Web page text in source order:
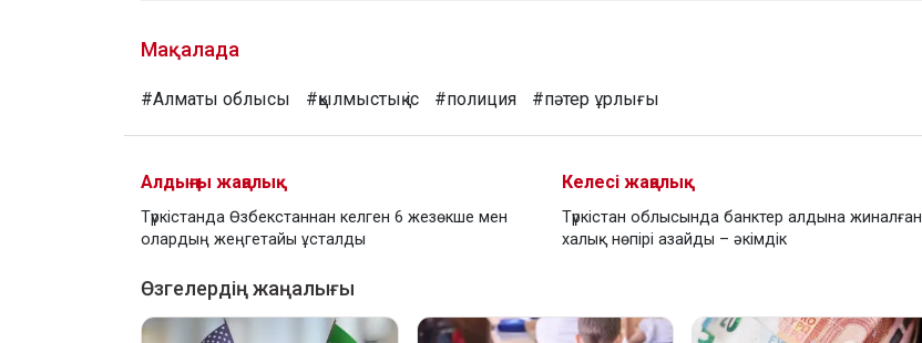
Мақалада
#Алматы облысы #қылмыстық іс #полиция #пәтер ұрлығы
Алдыңғы жаңалық
Түркістанда Өзбекстаннан келген 6 жезөкше мен
олардың жеңгетайы ұсталды
Келесі жаңалық
Түркістан облысында банктер алдына жиналған
халық нөпірі азайды – әкімдік